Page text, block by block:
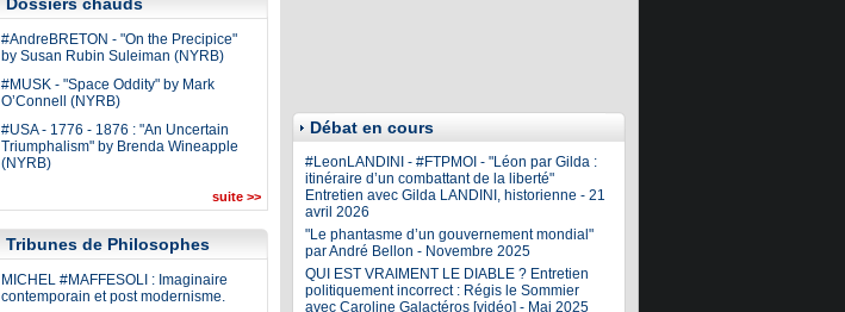
#AndreBRETON - "On the Precipice"
by Susan Rubin Suleiman (NYRB)
#MUSK - "Space Oddity" by Mark
O’Connell (NYRB)
#USA - 1776 - 1876 : "An Uncertain
Triumphalism" by Brenda Wineapple
(NYRB)
suite >>
Tribunes de Philosophes
MICHEL #MAFFESOLI : Imaginaire
contemporain et post modernisme.
Débat en cours
#LeonLANDINI - #FTPMOI - "Léon par Gilda :
itinéraire d’un combattant de la liberté"
Entretien avec Gilda LANDINI, historienne - 21
avril 2026
"Le phantasme d’un gouvernement mondial"
par André Bellon - Novembre 2025
QUI EST VRAIMENT LE DIABLE ? Entretien
politiquement incorrect : Régis le Sommier
avec Caroline Galactéros [vidéo] - Mai 2025